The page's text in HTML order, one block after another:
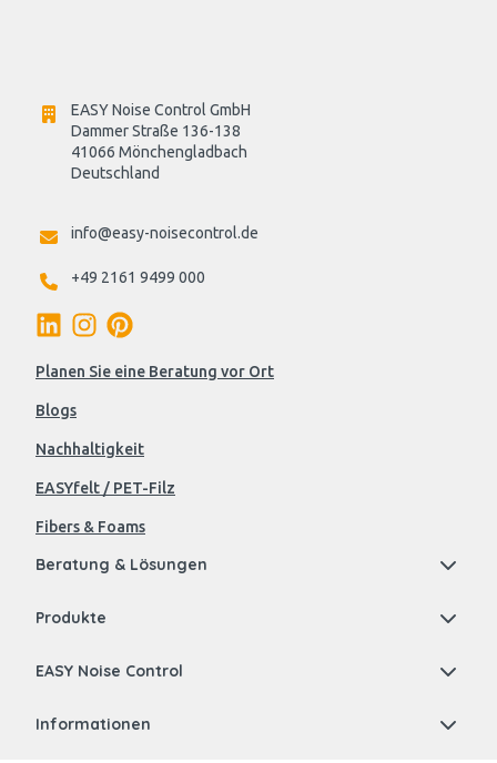
EASY Noise Control GmbH
Dammer Straße 136-138
41066 Mönchengladbach
Deutschland
info@easy-noisecontrol.de
+49 2161 9499 000
Planen Sie eine Beratung vor Ort
Blogs
Nachhaltigkeit
EASYfelt / PET-Filz
Fibers & Foams
Beratung & Lösungen
Produkte
EASY Noise Control
Informationen